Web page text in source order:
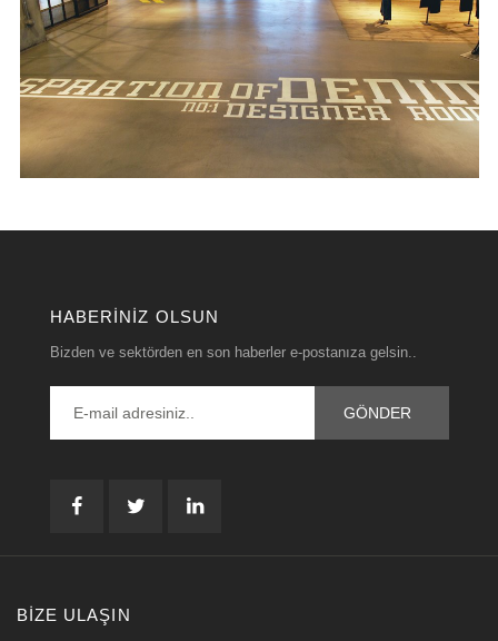
HABERINIZ OLSUN
Bizden ve sektörden en son haberler e-postanıza gelsin..
BIZE ULAŞIN